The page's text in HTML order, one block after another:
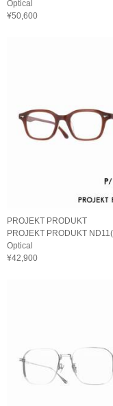
Optical
¥50,600
PROJEKT PRODUKT
PROJEKT PRODUKT
Optical
¥42,900